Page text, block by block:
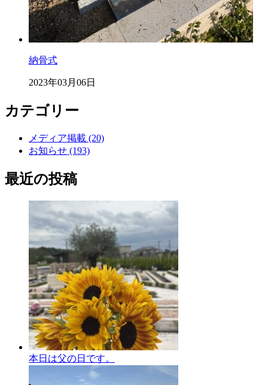
納骨式
2023年03月06日
カテゴリー
メディア掲載 (20)
お知らせ (193)
最近の投稿
本日は父の日です。